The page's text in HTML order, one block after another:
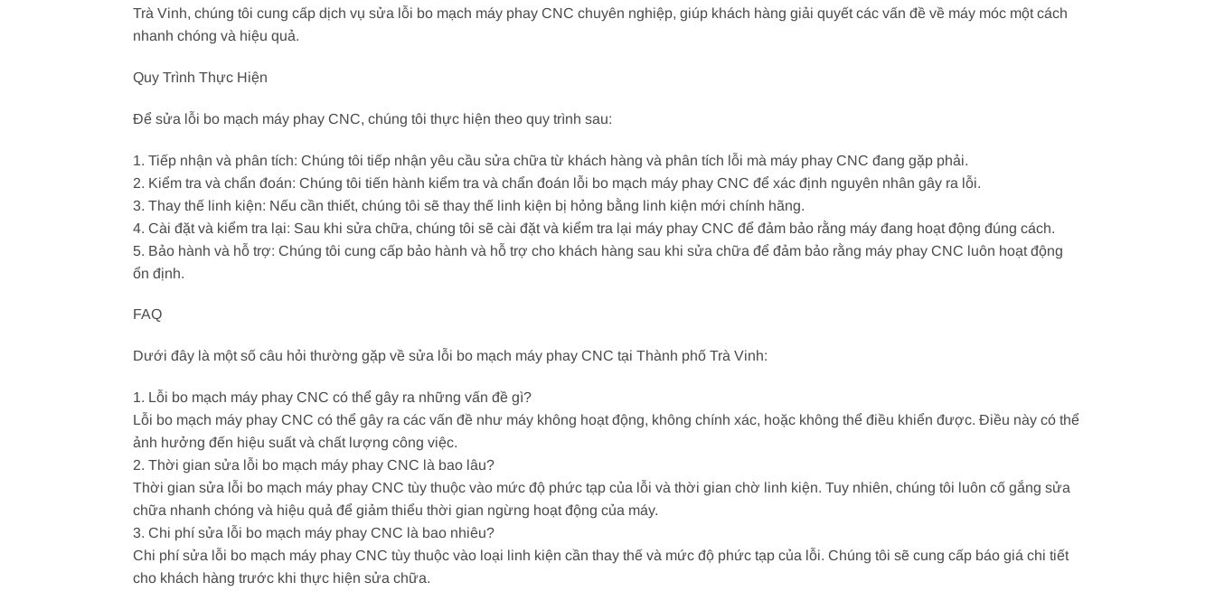
Trà Vinh, chúng tôi cung cấp dịch vụ sửa lỗi bo mạch máy phay CNC chuyên nghiệp, giúp khách hàng giải quyết các vấn đề về máy móc một cách
nhanh chóng và hiệu quả.
Quy Trình Thực Hiện
Để sửa lỗi bo mạch máy phay CNC, chúng tôi thực hiện theo quy trình sau:
1. Tiếp nhận và phân tích: Chúng tôi tiếp nhận yêu cầu sửa chữa từ khách hàng và phân tích lỗi mà máy phay CNC đang gặp phải.
2. Kiểm tra và chẩn đoán: Chúng tôi tiến hành kiểm tra và chẩn đoán lỗi bo mạch máy phay CNC để xác định nguyên nhân gây ra lỗi.
3. Thay thế linh kiện: Nếu cần thiết, chúng tôi sẽ thay thế linh kiện bị hỏng bằng linh kiện mới chính hãng.
4. Cài đặt và kiểm tra lại: Sau khi sửa chữa, chúng tôi sẽ cài đặt và kiểm tra lại máy phay CNC để đảm bảo rằng máy đang hoạt động đúng cách.
5. Bảo hành và hỗ trợ: Chúng tôi cung cấp bảo hành và hỗ trợ cho khách hàng sau khi sửa chữa để đảm bảo rằng máy phay CNC luôn hoạt động
ổn định.
FAQ
Dưới đây là một số câu hỏi thường gặp về sửa lỗi bo mạch máy phay CNC tại Thành phố Trà Vinh:
1. Lỗi bo mạch máy phay CNC có thể gây ra những vấn đề gì?
Lỗi bo mạch máy phay CNC có thể gây ra các vấn đề như máy không hoạt động, không chính xác, hoặc không thể điều khiển được. Điều này có thể
ảnh hưởng đến hiệu suất và chất lượng công việc.
2. Thời gian sửa lỗi bo mạch máy phay CNC là bao lâu?
Thời gian sửa lỗi bo mạch máy phay CNC tùy thuộc vào mức độ phức tạp của lỗi và thời gian chờ linh kiện. Tuy nhiên, chúng tôi luôn cố gắng sửa
chữa nhanh chóng và hiệu quả để giảm thiểu thời gian ngừng hoạt động của máy.
3. Chi phí sửa lỗi bo mạch máy phay CNC là bao nhiêu?
Chi phí sửa lỗi bo mạch máy phay CNC tùy thuộc vào loại linh kiện cần thay thế và mức độ phức tạp của lỗi. Chúng tôi sẽ cung cấp báo giá chi tiết
cho khách hàng trước khi thực hiện sửa chữa.